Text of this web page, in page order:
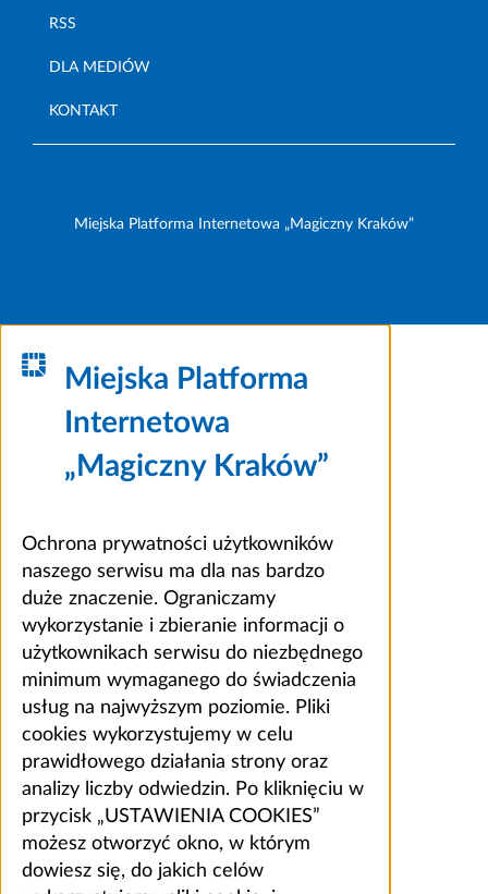
RSS
DLA MEDIÓW
KONTAKT
Miejska Platforma Internetowa „Magiczny Kraków”
Miejska Platforma
Internetowa
„Magiczny Kraków”
Ochrona prywatności użytkowników
naszego serwisu ma dla nas bardzo
duże znaczenie. Ograniczamy
wykorzystanie i zbieranie informacji o
użytkownikach serwisu do niezbędnego
minimum wymaganego do świadczenia
usług na najwyższym poziomie. Pliki
cookies wykorzystujemy w celu
prawidłowego działania strony oraz
analizy liczby odwiedzin. Po kliknięciu w
przycisk „USTAWIENIA COOKIES”
możesz otworzyć okno, w którym
dowiesz się, do jakich celów